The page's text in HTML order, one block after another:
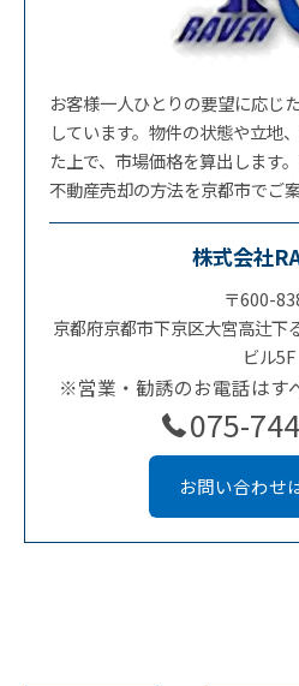
お客様一人ひとりの要望に応じ
しています。物件の状態や立地
た上で、市場価格を算出します
不動産売却の方法を京都市でご
株式会社
〒600-
京都府京都市下京区大宮高辻
ビル5F
※営業・勧誘のお電話はす
075-
お問い合わせ